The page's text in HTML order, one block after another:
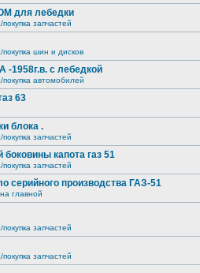
для лебедки
запчастей
шин и дисков
-1958г.в. с лебедкой
автомобилей
63
блока .
запчастей
боковины капота газ 51
запчастей
серийного производства ГАЗ-51
главной
запчастей
запчастей